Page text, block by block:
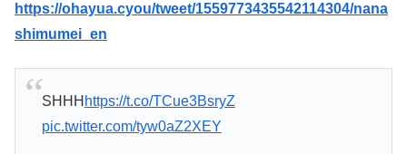
https://ohayua.cyou/tweet/1559773435542114304/nana
shimumei_en
SHHH https://t.co/TCue3BsryZ
pic.twitter.com/tyw0aZ2XEY